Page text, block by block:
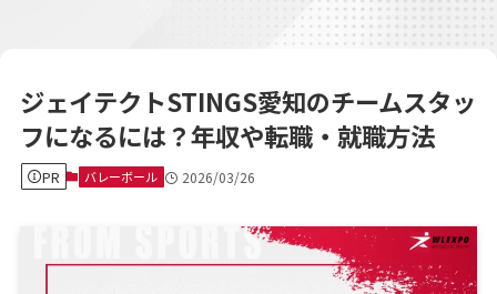
ジェイテクトSTINGS愛知のチームスタッ
フになるには？年収や転職・就職方法
PR バレーボール 2026/03/26